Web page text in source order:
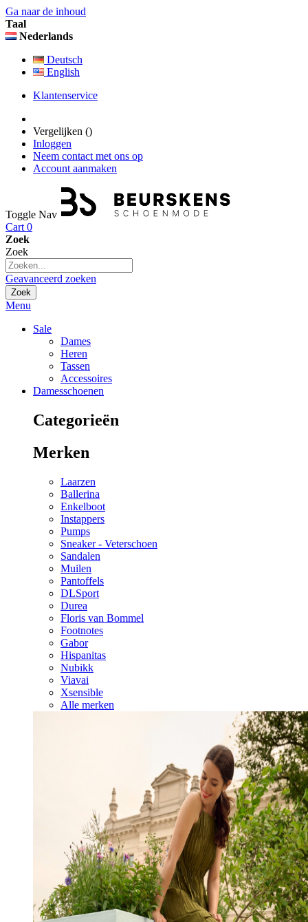
Ga naar de inhoud
Taal
Nederlands
Deutsch
English
Klantenservice
Vergelijken ()
Inloggen
Neem contact met ons op
Account aanmaken
Toggle Nav
Cart 0
Zoek
Zoek
Geavanceerd zoeken
Zoek
Menu
Sale
Dames
Heren
Tassen
Accessoires
Damesschoenen
Categorieën
Merken
Laarzen
Ballerina
Enkelboot
Instappers
Pumps
Sneaker - Veterschoen
Sandalen
Muilen
Pantoffels
DLSport
Durea
Floris van Bommel
Footnotes
Gabor
Hispanitas
Nubikk
Viavai
Xsensible
Alle merken